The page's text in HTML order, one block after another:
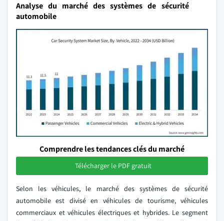
Analyse du marché des systèmes de sécurité
automobile
Comprendre les tendances clés du marché
Télécharger le PDF gratuit
Selon les véhicules, le marché des systèmes de sécurité
automobile est divisé en véhicules de tourisme, véhicules
commerciaux et véhicules électriques et hybrides. Le segment